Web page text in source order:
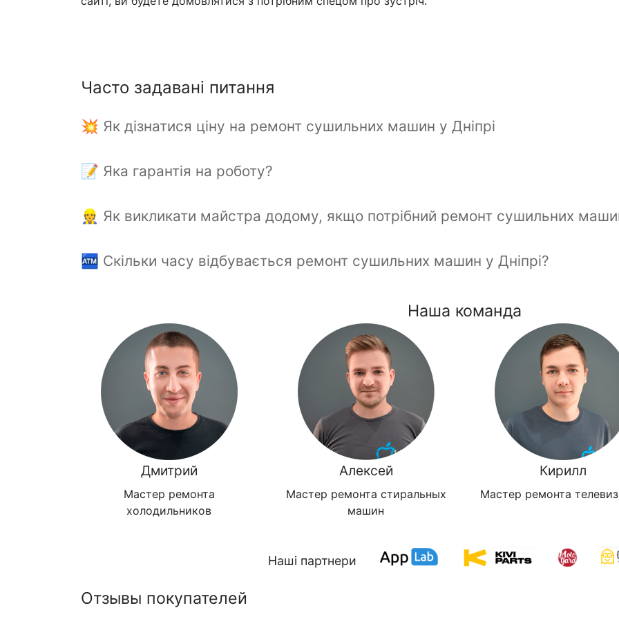
Часто задавані питання
💥 Як дізнатися ціну на ремонт сушильних машин у Дніпрі
📝 Яка гарантія на роботу?
👷 Як викликати майстра додому, якщо потрібний ремонт сушильних
🏧 Скільки часу відбувається ремонт сушильних машин у Дніпрі?
Наша команда
Дмитрий
Мастер ремонта
холодильников
Алексей
Мастер ремонта стиральных
машин
Кирилл
Мастер ремонта
Наші партнери
Отзывы покупателей